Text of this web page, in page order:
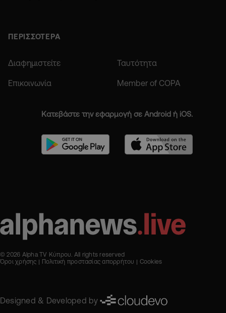
ΠΕΡΙΣΣΟΤΕΡΑ
Διαφημιστείτε Ταυτότητα
Επικοινωνία Member of COPA
Κατεβάστε την εφαρμογή σε Android ή iOS.
© 2026 Alpha TV Κύπρου. All rights reserved
Όροι χρήσης
Πολιτική προστασίας απορρήτου Cookies
Designed & Developed by